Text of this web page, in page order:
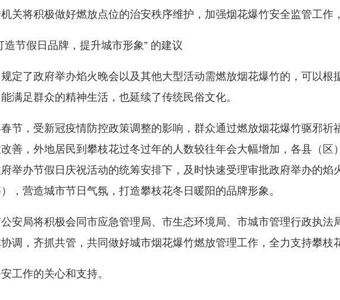
关将积极做好燃放点位的治安秩序维护，加强烟花爆竹安全监管工作
节假日品牌，提升城市形象” 的建议
了政府举办焰火晚会以及其他大型活动需燃放烟花爆竹的，可以根
满足群众的精神生活，也延续了传统民俗文化。
，受新冠疫情防控政策调整的影响，群众通过燃放烟花爆竹驱邪祈
善，外地居民到攀枝花过冬过年的人数较往年会大幅增加，各县（
举办节假日庆祝活动的统筹安排下，及时快速受理审批政府举办的
，营造城市节日气氛，打造攀枝花冬日暖阳的品牌形象。
局将积极会同市应急管理局、市生态环境局、市城市管理行政执法
调，齐抓共管，共同做好城市烟花爆竹燃放管理工作，全力支持攀枝
作的关心和支持。